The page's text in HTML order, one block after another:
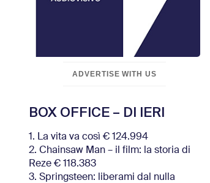
ADVERTISE WITH US
BOX OFFICE – DI IERI
1. La vita va così € 124.994
2. Chainsaw Man – il film: la storia di
Reze € 118.383
3. Springsteen: liberami dal nulla